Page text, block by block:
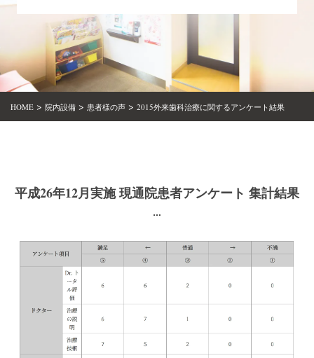
HOME > 院内設備 > 患者様の声 > 2015外来歯科治療に関するアンケート結果
平成26年12月実施 現通院患者アンケート 集計結果